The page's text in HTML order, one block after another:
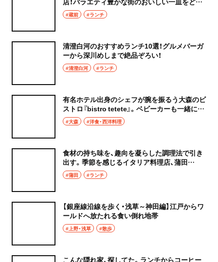
ぞ#蔵前 #ランチ
清澄白河のおすすめランチ10選！グルメバーガ
ーから深川めしまで絶品ぞろい！
#清澄白河 #ランチ
有名ホテル出身のシェフが腕を振るう大森のビ
ストロ『bistro tetete』。ベビーカーも一緒に本
格ランチを。
#大森 #洋食・西洋料理
食材の持ち味を、趣向を凝らした調理法で引き
出す。季節を感じるイタリア料理店、蒲田
『autentico』
#蒲田 #ランチ
【銀座線沿線を歩く・浅草～神田編】江戸からワ
ールドへ放たれる食い倒れ地帯
#上野・浅草 #散歩
こんな隠れ家、探してた。ランチからコーヒー